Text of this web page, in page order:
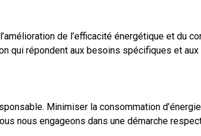
de l’efficacité énergétique et du
qui répondent aux besoins spécifiques et
Minimiser la consommation
nous engageons dans une démarche